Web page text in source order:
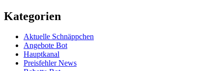
Kategorien
Aktuelle Schnäppchen
Angebote Bot
Hauptkanal
Preisfehler News